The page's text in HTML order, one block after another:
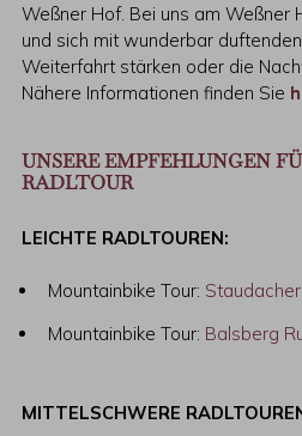
Weßner Hof. Bei uns am Weßner
und sich mit wunderbar
Weiterfahrt stärken oder die
Nähere Informationen finden Sie
UNSERE EMPFEHLUNGEN
RADLTOUR
LEICHTE RADLTOUREN:
Mountainbike Tour:
Mountainbike Tour: Balsberg
MITTELSCHWERE